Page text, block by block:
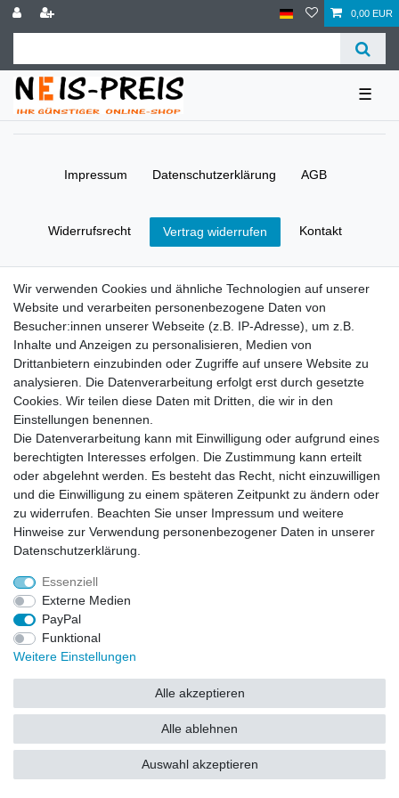
0,00 EUR
☰
Impressum Daten­schutz­erklärung AGB
Widerrufs­recht Vertrag widerrufen Kontakt
Zahlung
Versand
Batterieverordnung
Hinweise zur Batterieentsorgung
Im Zusammenhang mit dem Vertrieb von Batterien oder mit der Lieferung von
Geräten, die Batterien enthalten, sind wir verpflichtet, Sie auf folgendes
hinzuweisen:
Sie sind zur Rückgabe gebrauchter Batterien als Endnutzer gesetzlich
führen oder geführt haben, unentgeltlich an unserem Versandlager
(Versandadresse) zurückgeben. Die auf den Batterien abgebildeten Symbole
haben folgende Bedeutung:
Das Symbol der durchgekreuzten Mülltonne bedeutet, dass die Batterie nicht
in den Hausmüll gegeben werden darf.
Pb = Batterie enthält mehr als 0,004 Masseprozent Blei
Bitte beachten Sie die vorstehenden Hinweise.
Wir verwenden Cookies und ähnliche Technologien auf unserer
Website und verarbeiten personenbezogene Daten von
Besucher:innen unserer Webseite (z.B. IP-Adresse), um z.B.
Inhalte und Anzeigen zu personalisieren, Medien von
Drittanbietern einzubinden oder Zugriffe auf unsere Website zu
analysieren. Die Datenverarbeitung erfolgt erst durch gesetzte
Cookies. Wir teilen diese Daten mit Dritten, die wir in den
Einstellungen benennen.
Die Datenverarbeitung kann mit Einwilligung oder aufgrund eines
berechtigten Interesses erfolgen. Die Zustimmung kann erteilt
oder abgelehnt werden. Es besteht das Recht, nicht einzuwilligen
und die Einwilligung zu einem späteren Zeitpunkt zu ändern oder
zu widerrufen. Beachten Sie unser Impressum und weitere
Hinweise zur Verwendung personenbezogener Daten in unserer
Daten­schutz­erklärung
Essenziell
Externe Medien
PayPal
Funktional
Weitere Einstellungen
Alle akzeptieren
Alle ablehnen
Auswahl akzeptieren